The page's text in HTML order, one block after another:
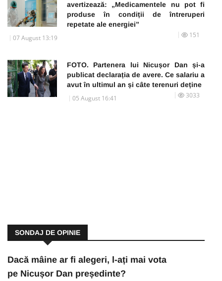
avertizează: „Medicamentele nu pot fi
produse în condiții de întreruperi
repetate ale energiei”
07 August 13:19 151
FOTO. Partenera lui Nicușor Dan și-a
publicat declarația de avere. Ce salariu a
avut în ultimul an și câte terenuri deține
05 August 16:41 3033
SONDAJ DE OPINIE
Dacă mâine ar fi alegeri, l-ați mai vota
pe Nicușor Dan președinte?